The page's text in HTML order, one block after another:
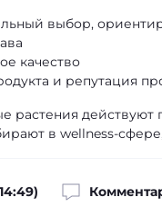
выбор,
качество
и репутация
растения
в wellness-